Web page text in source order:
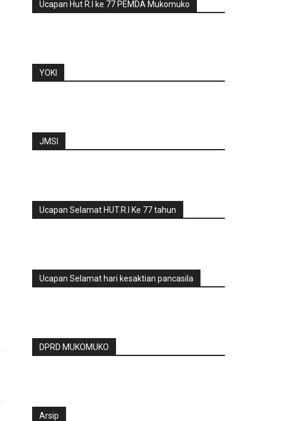
Ucapan Hut R.I ke 77 PEMDA Mukomuko
YOKI
JMSI
Ucapan Selamat HUT.R.I Ke 77 tahun
Ucapan Selamat hari kesaktian pancasila
DPRD MUKOMUKO
Arsip